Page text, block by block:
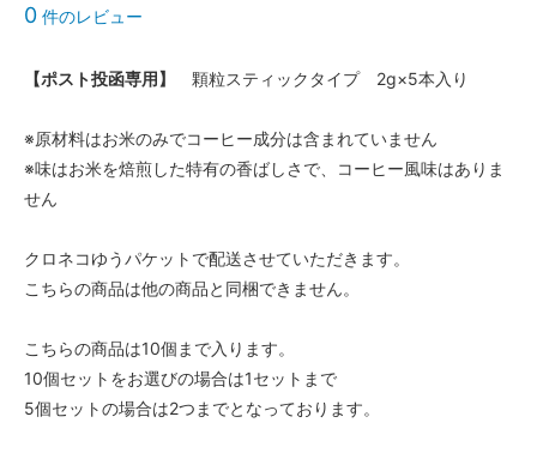
0 件のレビュー
【ポスト投函専用】 顆粒スティックタイプ 2g×5本入り
※原材料はお米のみでコーヒー成分は含まれていません
※味はお米を焙煎した特有の香ばしさで、コーヒー風味はありま
せん
クロネコゆうパケットで配送させていただきます。
こちらの商品は他の商品と同梱できません。
こちらの商品は10個まで入ります。
10個セットをお選びの場合は1セットまで
5個セットの場合は2つまでとなっております。